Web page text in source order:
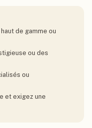
de gamme ou
ou des
ou
et exigez une